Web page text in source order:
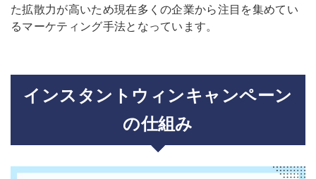
た拡散力が高いため現在多くの企業から注目を集めてい
るマーケティング手法となっています。
インスタントウィンキャンペーン
の仕組み